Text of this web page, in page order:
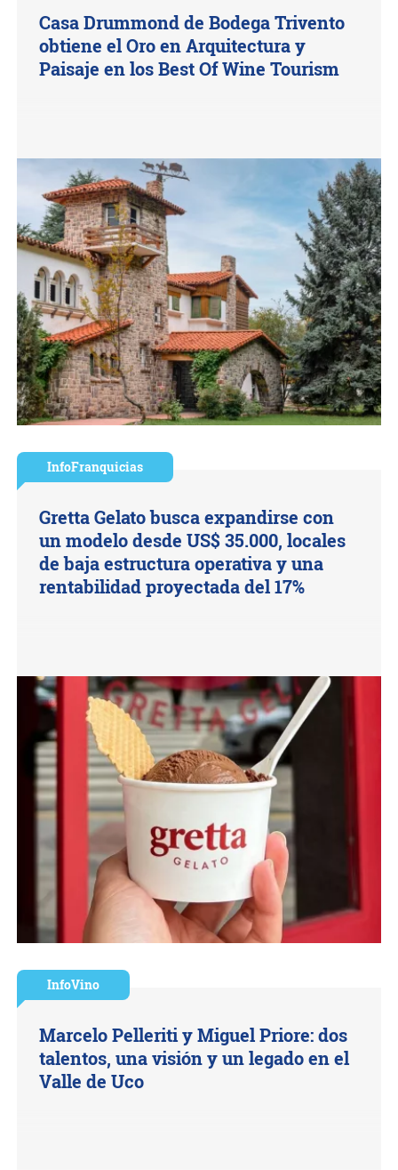
Casa Drummond de Bodega Trivento
obtiene el Oro en Arquitectura y
Paisaje en los Best Of Wine Tourism
InfoFranquicias
Gretta Gelato busca expandirse con
un modelo desde US$ 35.000, locales
de baja estructura operativa y una
rentabilidad proyectada del 17%
InfoVino
Marcelo Pelleriti y Miguel Priore: dos
talentos, una visión y un legado en el
Valle de Uco